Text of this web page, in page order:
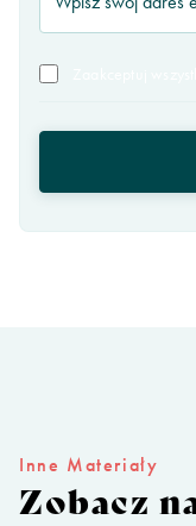
Inne Materiały
Zobacz